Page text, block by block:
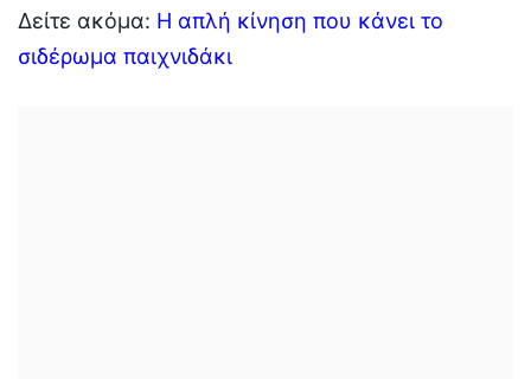
Δείτε ακόμα: Η απλή κίνηση που κάνει το
σιδέρωμα παιχνιδάκι